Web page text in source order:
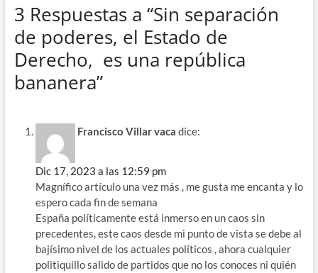
3 Respuestas a “Sin separación
de poderes, el Estado de
Derecho, es una república
bananera”
Francisco Villar vaca dice:
Dic 17, 2023 a las 12:59 pm
Magnífico artículo una vez más , me gusta me encanta y lo
espero cada fin de semana
España políticamente está inmerso en un caos sin
precedentes, este caos desde mi punto de vista se debe al
bajísimo nivel de los actuales políticos , ahora cualquier
politiquillo salido de partidos que no los conoces ni quién